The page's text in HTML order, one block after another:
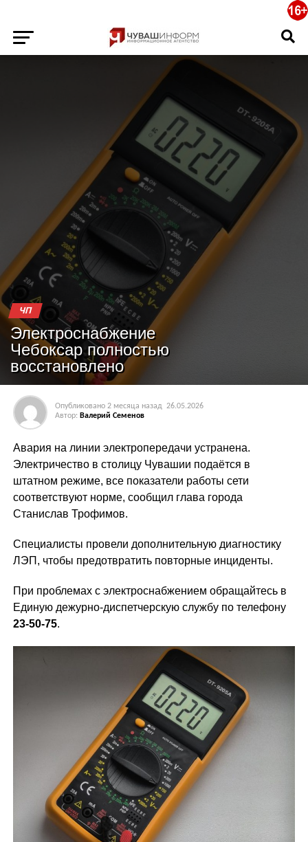
ЧП
Электроснабжение
Чебоксар полностью
восстановлено
Опубликовано 2 месяца назад 26.05.2026
Автор: Валерий Семенов
Авария на линии электропередачи устранена.
Электричество в столицу Чувашии подаётся в
штатном режиме, все показатели работы сети
соответствуют норме, сообщил глава города
Станислав Трофимов.
Специалисты провели дополнительную диагностику
ЛЭП, чтобы предотвратить повторные инциденты.
При проблемах с электроснабжением обращайтесь в
Единую дежурно-диспетчерскую службу по телефону
23-50-75.